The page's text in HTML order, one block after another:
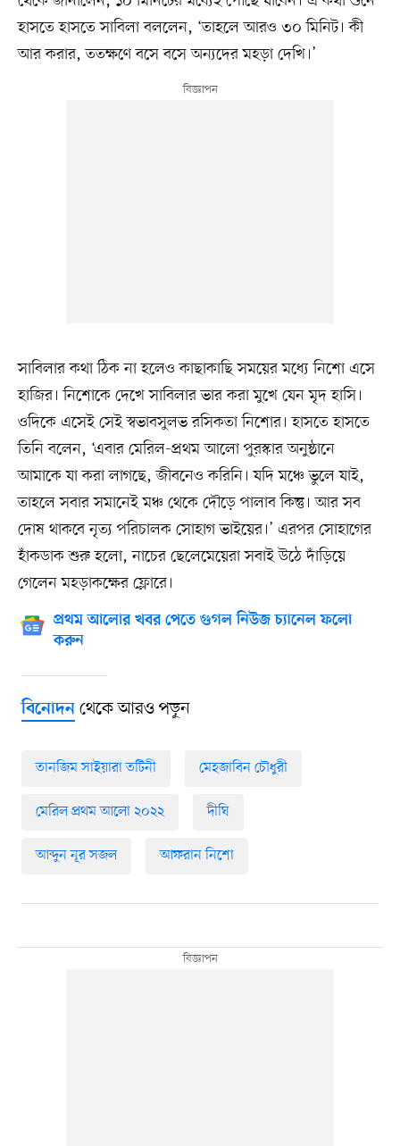
হাসতে হাসতে সাবিলা বললেন, ‘তাহলে আরও ৩০ মিনিট। কী
আর করার, ততক্ষণে বসে বসে অন্যদের মহড়া দেখি।’
সাবিলার কথা ঠিক না হলেও কাছাকাছি সময়ের মধ্যে নিশো এসে
হাজির। নিশোকে দেখে সাবিলার ভার করা মুখে যেন মৃদ হাসি।
ওদিকে এসেই সেই স্বভাবসুলভ রসিকতা নিশোর। হাসতে হাসতে
তিনি বলেন, ‘এবার মেরিল-প্রথম আলো পুরস্কার অনুষ্ঠানে
আমাকে যা করা লাগছে, জীবনেও করিনি। যদি মঞ্চে ভুলে যাই,
তাহলে সবার সমানেই মঞ্চ থেকে দৌড়ে পালাব কিন্তু। আর সব
দোষ থাকবে নৃত্য পরিচালক সোহাগ ভাইয়ের।’ এরপর সোহাগের
হাঁকডাক শুরু হলো, নাচের ছেলেমেয়েরা সবাই উঠে দাঁড়িয়ে
গেলেন মহড়াকক্ষের ফ্লোরে।
প্রথম আলোর খবর পেতে গুগল নিউজ চ্যানেল ফলো
করুন
বিনোদনথেকে আরও পড়ুন
তানজিম সাইয়ারা তটিনী মেহজাবিন চৌধুরী
মেরিল প্রথম আলো ২০২২ দীঘি
আব্দুন নূর সজল আফরান নিশো